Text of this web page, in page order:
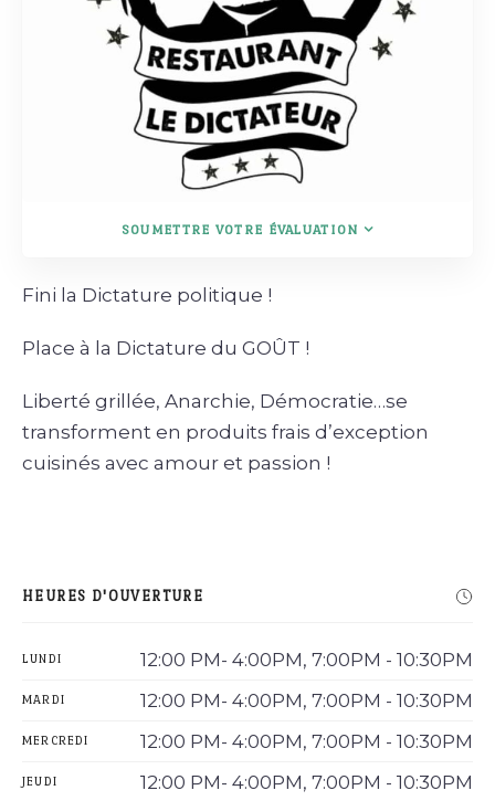
SOUMETTRE VOTRE ÉVALUATION
Fini la Dictature politique !
Place à la Dictature du GOÛT !
Liberté grillée, Anarchie, Démocratie…se
transforment en produits frais d’exception
cuisinés avec amour et passion !
HEURES D'OUVERTURE
LUNDI 12:00 PM- 4:00PM, 7:00PM - 10:30PM
MARDI 12:00 PM- 4:00PM, 7:00PM - 10:30PM
MERCREDI 12:00 PM- 4:00PM, 7:00PM - 10:30PM
JEUDI 12:00 PM- 4:00PM, 7:00PM - 10:30PM